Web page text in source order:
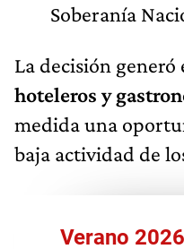
Soberanía
La decisión generó
hoteleros y
medida una
baja actividad de
Verano